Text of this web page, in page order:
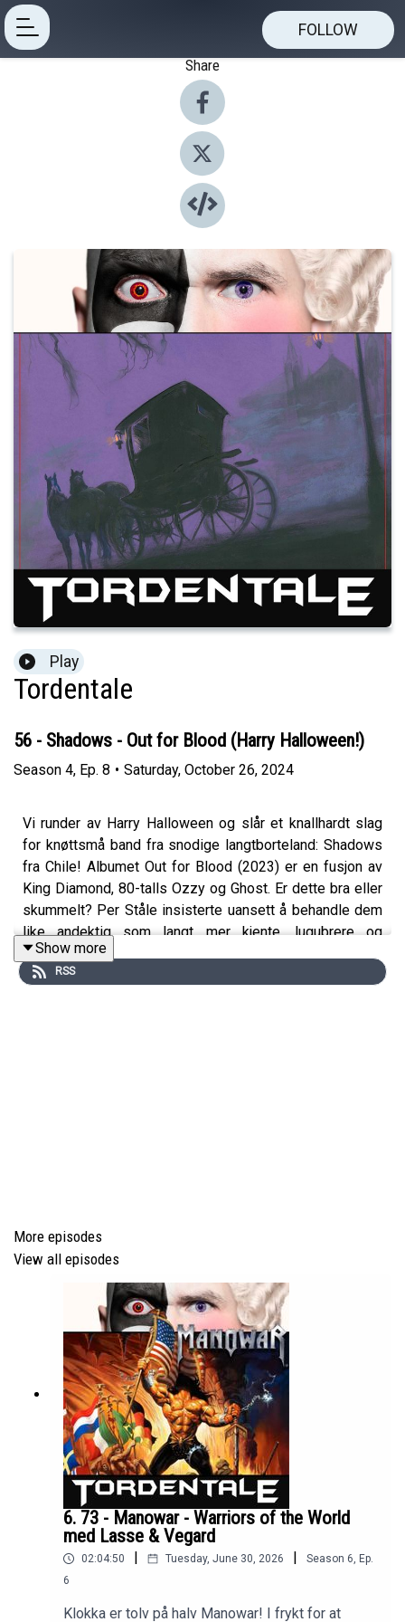
FOLLOW
Share
Play
Tordentale
56 - Shadows - Out for Blood (Harry Halloween!)
Season 4, Ep. 8 • Saturday, October 26, 2024
Vi runder av Harry Halloween og slår et knallhardt slag
for knøttsmå band fra snodige langtborteland: Shadows
fra Chile! Albumet Out for Blood (2023) er en fusjon av
King Diamond, 80-talls Ozzy og Ghost. Er dette bra eller
skummelt? Per Ståle insisterte uansett å behandle dem
like andektig som langt mer kjente, lugubrere og
tvilsomme band. Tema blir selvsagt skummel metal, men
hva slags skummelhet mener vi? Er det programlederens
https://www.facebook.com/TordentalePodcast
https://bsky.app/profile/tordentale.bsky.social
Show more
RSS
More episodes
View all episodes
6. 73 - Manowar - Warriors of the World
med Lasse & Vegard
02:04:50 | Tuesday, June 30, 2026 | Season 6, Ep.
6
Klokka er tolv på halv Manowar! I frykt for at